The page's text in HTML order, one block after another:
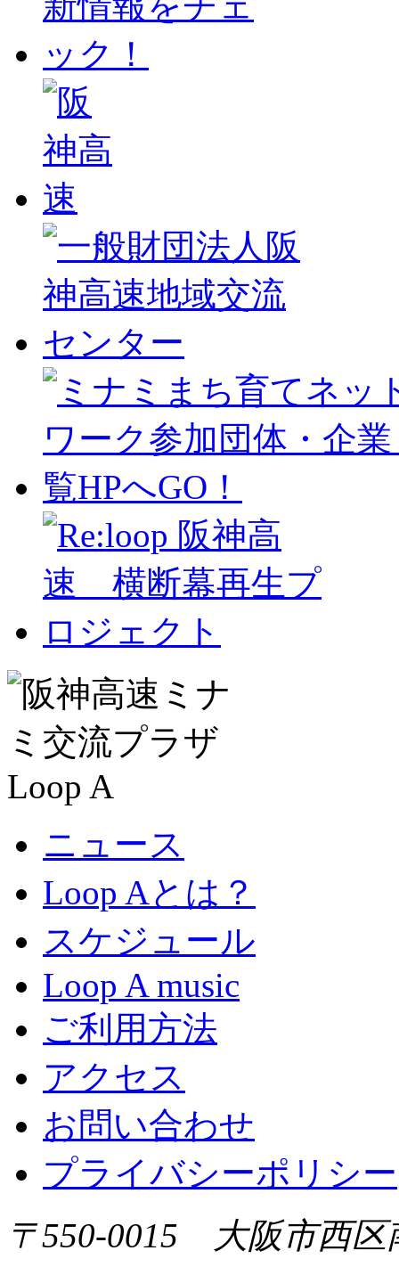
ニュース
Loop Aとは？
スケジュール
Loop A music
ご利用方法
アクセス
お問い合わせ
プライバシーポリシー
〒550-0015 大阪市西